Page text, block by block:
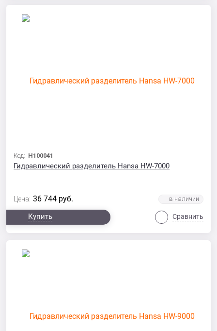
Код: H100041
Гидравлический разделитель Hansa HW-7000
Цена: 36 744 руб.
Купить Сравнить